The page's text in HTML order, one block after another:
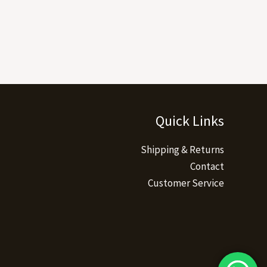
Quick Links
Shipping & Returns
Contact
Customer Service